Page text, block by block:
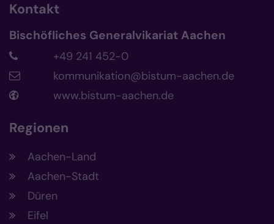
Kontakt
Bischöfliches Generalvikariat Aachen
+49 241 452-0
kommunikation@bistum-aachen.de
www.bistum-aachen.de
Regionen
Aachen-Land
Aachen-Stadt
Düren
Eifel